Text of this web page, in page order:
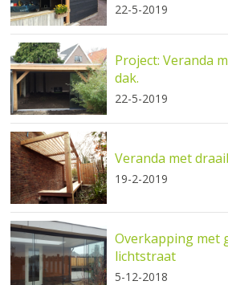
22-5-2019
Project: Veranda
dak.
22-5-2019
Veranda met
19-2-2019
Overkapping met
lichtstraat
5-12-2018